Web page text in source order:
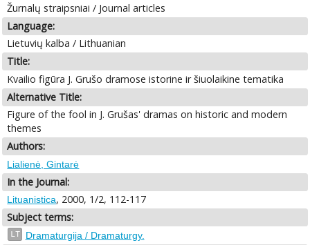
Žurnalų straipsniai / Journal articles
Language:
Lietuvių kalba / Lithuanian
Title:
Kvailio figūra J. Grušo dramose istorine ir šiuolaikine tematika
Alternative Title:
Figure of the fool in J. Grušas' dramas on historic and modern
themes
Authors:
Lialienė, Gintarė
In the Journal:
Lituanistica, 2000, 1/2, 112-117
Subject terms:
LT Dramaturgija / Dramaturgy.